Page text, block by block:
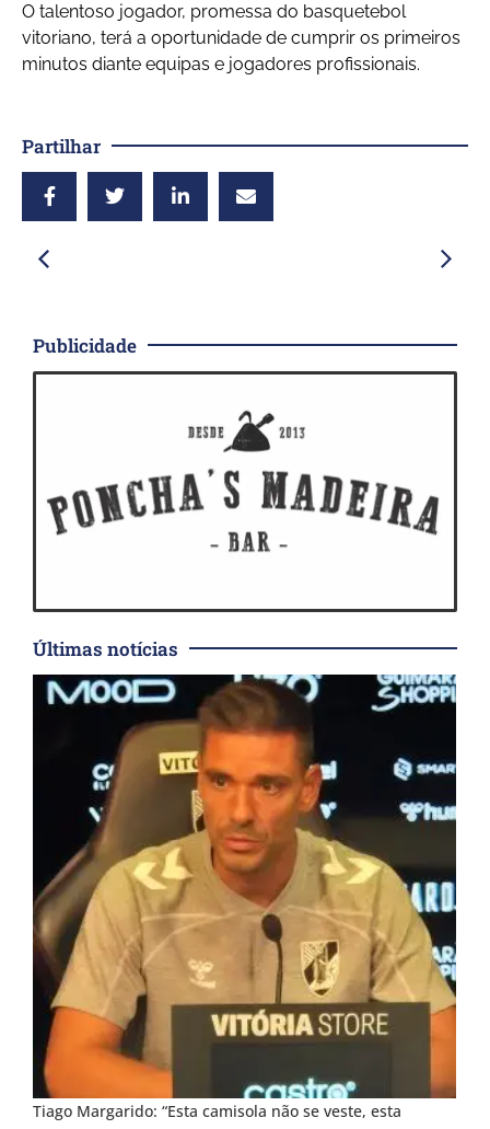
O talentoso jogador, promessa do basquetebol
vitoriano, terá a oportunidade de cumprir os primeiros
minutos diante equipas e jogadores profissionais.
Partilhar
Publicidade
Últimas notícias
Tiago Margarido: “Esta camisola não se veste, esta